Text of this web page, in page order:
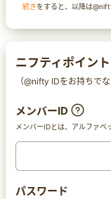
続きをすると、以降は
ニフティポイン
（@nifty IDをお持ちでな
メンバーID
メンバーIDとは、アルファベ
パスワード